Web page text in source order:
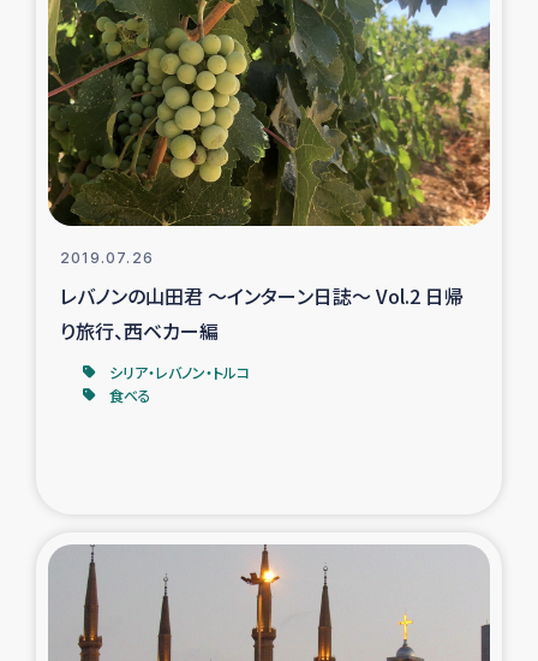
トルコ・シリア地震被災者支援
デニヤヤ小規模紅茶農家支援
コーヒー生産者支援
ベイルート大規模爆発被災者支援
女性の生計向上支援
2019.07.26
レバノンの山田君 ～インターン日誌～ Vol.2 日帰
り旅行、西ベカー編
シリア・レバノン・トルコ
食べる